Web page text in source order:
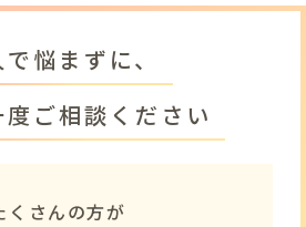
悩まずに、
度ご相談ください
くさんの方が